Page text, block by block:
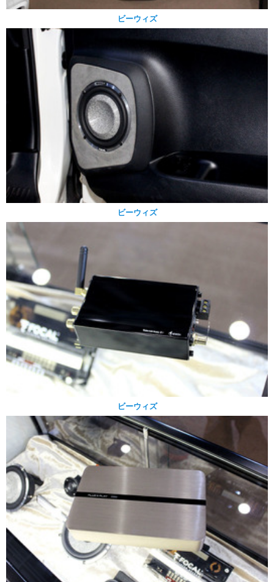
ビーウィズ
ビーウィズ
ビーウィズ